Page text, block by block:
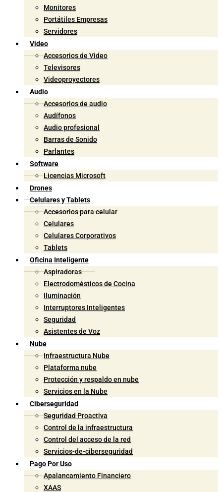
Monitores
Portátiles Empresas
Servidores
Video
Accesorios de Video
Televisores
Videoproyectores
Audio
Accesorios de audio
Audífonos
Audio profesional
Barras de Sonido
Parlantes
Software
Licencias Microsoft
Drones
Celulares y Tablets
Accesorios para celular
Celulares
Celulares Corporativos
Tablets
Oficina Inteligente
Aspiradoras
Electrodomésticos de Cocina
Iluminación
Interruptores Inteligentes
Seguridad
Asistentes de Voz
Nube
Infraestructura Nube
Plataforma nube
Protección y respaldo en nube
Servicios en la Nube
Ciberseguridad
Seguridad Proactiva
Control de la infraestructura
Control del acceso de la red
Servicios-de-ciberseguridad
Pago Por Uso
Apalancamiento Financiero
XAAS